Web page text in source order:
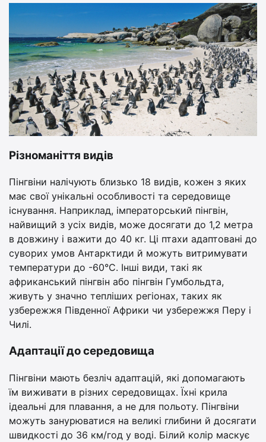
Різноманіття видів
Пінгвіни налічують близько 18 видів, кожен з яких
має свої унікальні особливості та середовище
існування. Наприклад, імператорський пінгвін,
найвищий з усіх видів, може досягати до 1,2 метра
в довжину і важити до 40 кг. Ці птахи адаптовані до
суворих умов Антарктиди й можуть витримувати
температури до -60°C. Інші види, такі як
африканський пінгвін або пінгвін Гумбольдта,
живуть у значно тепліших регіонах, таких як
узбережжя Південної Африки чи узбережжя Перу і
Чилі.
Адаптації до середовища
Пінгвіни мають безліч адаптацій, які допомагають
їм виживати в різних середовищах. Їхні крила
ідеальні для плавання, а не для польоту. Пінгвіни
можуть занурюватися на великі глибини й досягати
швидкості до 36 км/год у воді. Білий колір маскує